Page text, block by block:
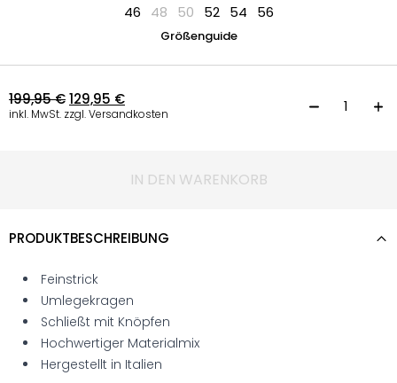
46 48 50 52 54 56
Größenguide
199,95€129,95 €
inkl. MwSt. zzgl. Versandkosten
IN DEN WARENKORB
PRODUKTBESCHREIBUNG
Feinstrick
Umlegekragen
Schließt mit Knöpfen
Hochwertiger Materialmix
Hergestellt in Italien